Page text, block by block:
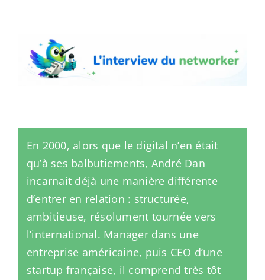
En 2000, alors que le digital n’en était
qu’à ses balbutiements, André Dan
incarnait déjà une manière différente
d’entrer en relation : structurée,
ambitieuse, résolument tournée vers
l’international. Manager dans une
entreprise américaine, puis CEO d’une
startup française, il comprend très tôt